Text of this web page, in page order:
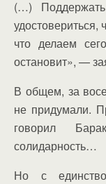
(…)
что делаем
остановит», —
В общем, за
не придумали.
говорил
солидарность…
Но с